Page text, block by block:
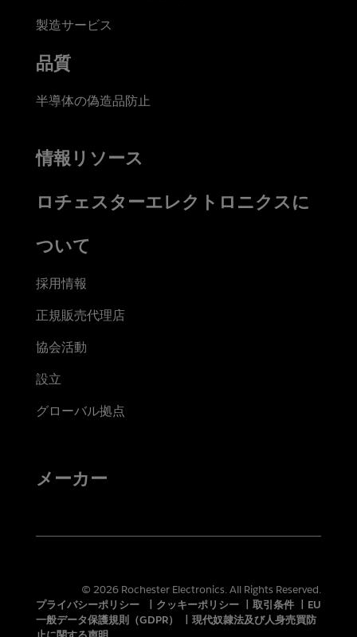
製造サービス
品質
半導体の偽造品防止
情報リソース
ロチェスターエレクトロニクスに
ついて
採用情報
正規販売代理店
協会活動
設立
グローバル拠点
メーカー
© 2026 Rochester Electronics. All Rights Reserved.
プライバシーポリシー
クッキーポリシー 取引条件
EU
一般データ保護規則（GDPR）
現代奴隷法及び人身売買防